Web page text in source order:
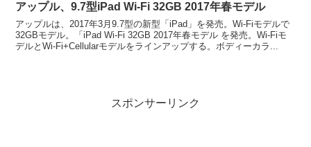
アップル、9.7型iPad Wi-Fi 32GB 2017年春モデル
アップルは、2017年3月9.7型の新型「iPad」を発売。Wi-Fiモデルで
32GBモデル。「iPad Wi-Fi 32GB 2017年春モデル を発売。Wi-Fiモ
デルとWi-Fi+Cellularモデルをラインアップする。ボディーカラ...
スポンサーリンク